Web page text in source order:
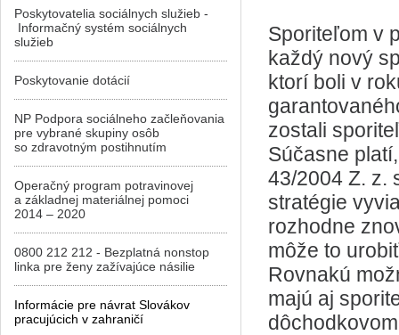
Sporiteľom v
každý nový
ktorí boli v
zostali
Súčasne
43/2004 Z. z.
stratégie
rozhodne
môže to
Rovnakú
majú aj
Poskytovatelia sociálnych služieb -
Informačný systém sociálnych
služieb
Poskytovanie dotácií
NP Podpora sociálneho začleňovania
pre vybrané skupiny osôb
so zdravotným postihnutím
Operačný program potravinovej
a základnej materiálnej pomoci
2014 – 2020
0800 212 212 - Bezplatná nonstop
linka pre ženy zažívajúce násilie
Informácie pre návrat Slovákov
pracujúcich v zahraničí